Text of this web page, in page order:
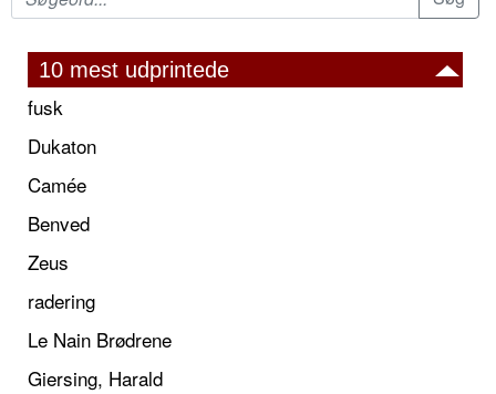
10 mest udprintede
fusk
Dukaton
Camée
Benved
Zeus
radering
Le Nain Brødrene
Giersing, Harald